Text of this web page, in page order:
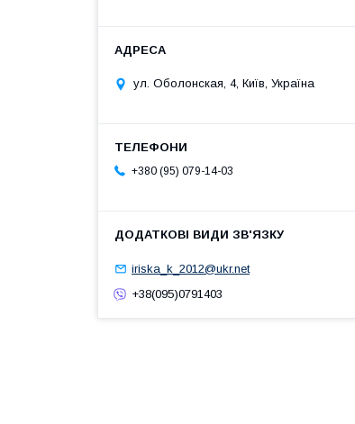
ул. Оболонская, 4, Київ, Україна
+380 (95) 079-14-03
iriska_k_2012@ukr.net
+38(095)0791403